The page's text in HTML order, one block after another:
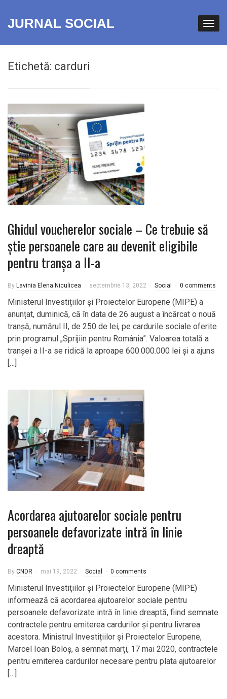
JURNAL SOCIAL
Etichetă: carduri
Ghidul voucherelor sociale – Ce trebuie să
știe persoanele care au devenit eligibile
pentru tranșa a II-a
By Lavinia Elena Niculicea septembrie 13, 2022 Social 0 comments
Ministerul Investițiilor și Proiectelor Europene (MIPE) a
anunțat, duminică, că în data de 26 august a încărcat o nouă
tranșă, numărul II, de 250 de lei, pe cardurile sociale oferite
prin programul „Sprijiin pentru România”. Valoarea totală a
tranșei a II-a se ridică la aproape 600.000.000 lei și a ajuns
[…]
Acordarea ajutoarelor sociale pentru
persoanele defavorizate intră în linie
dreaptă
By CNDR mai 19, 2022 Social 0 comments
Ministerul Investiţiilor şi Proiectelor Europene (MIPE)
informează că acordarea ajutoarelor sociale pentru
persoanele defavorizate intră în linie dreaptă, fiind semnate
contractele pentru emiterea cardurilor şi pentru livrarea
acestora. Ministrul Investițiilor și Proiectelor Europene,
Marcel Ioan Boloș, a semnat marți, 17 mai 2020, contractele
pentru emiterea cardurilor necesare pentru plata ajutoarelor
[…]